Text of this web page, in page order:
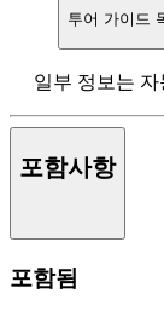
투어 가이드
일부 정보는
포함사항
포함됨